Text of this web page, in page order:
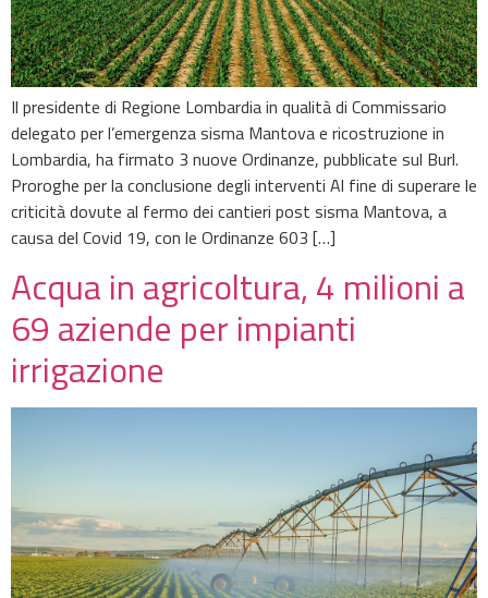
Il presidente di Regione Lombardia in qualità di Commissario
delegato per l’emergenza sisma Mantova e ricostruzione in
Lombardia, ha firmato 3 nuove Ordinanze, pubblicate sul Burl.
Proroghe per la conclusione degli interventi Al fine di superare le
criticità dovute al fermo dei cantieri post sisma Mantova, a
causa del Covid 19, con le Ordinanze 603 […]
Acqua in agricoltura, 4 milioni a
69 aziende per impianti
irrigazione